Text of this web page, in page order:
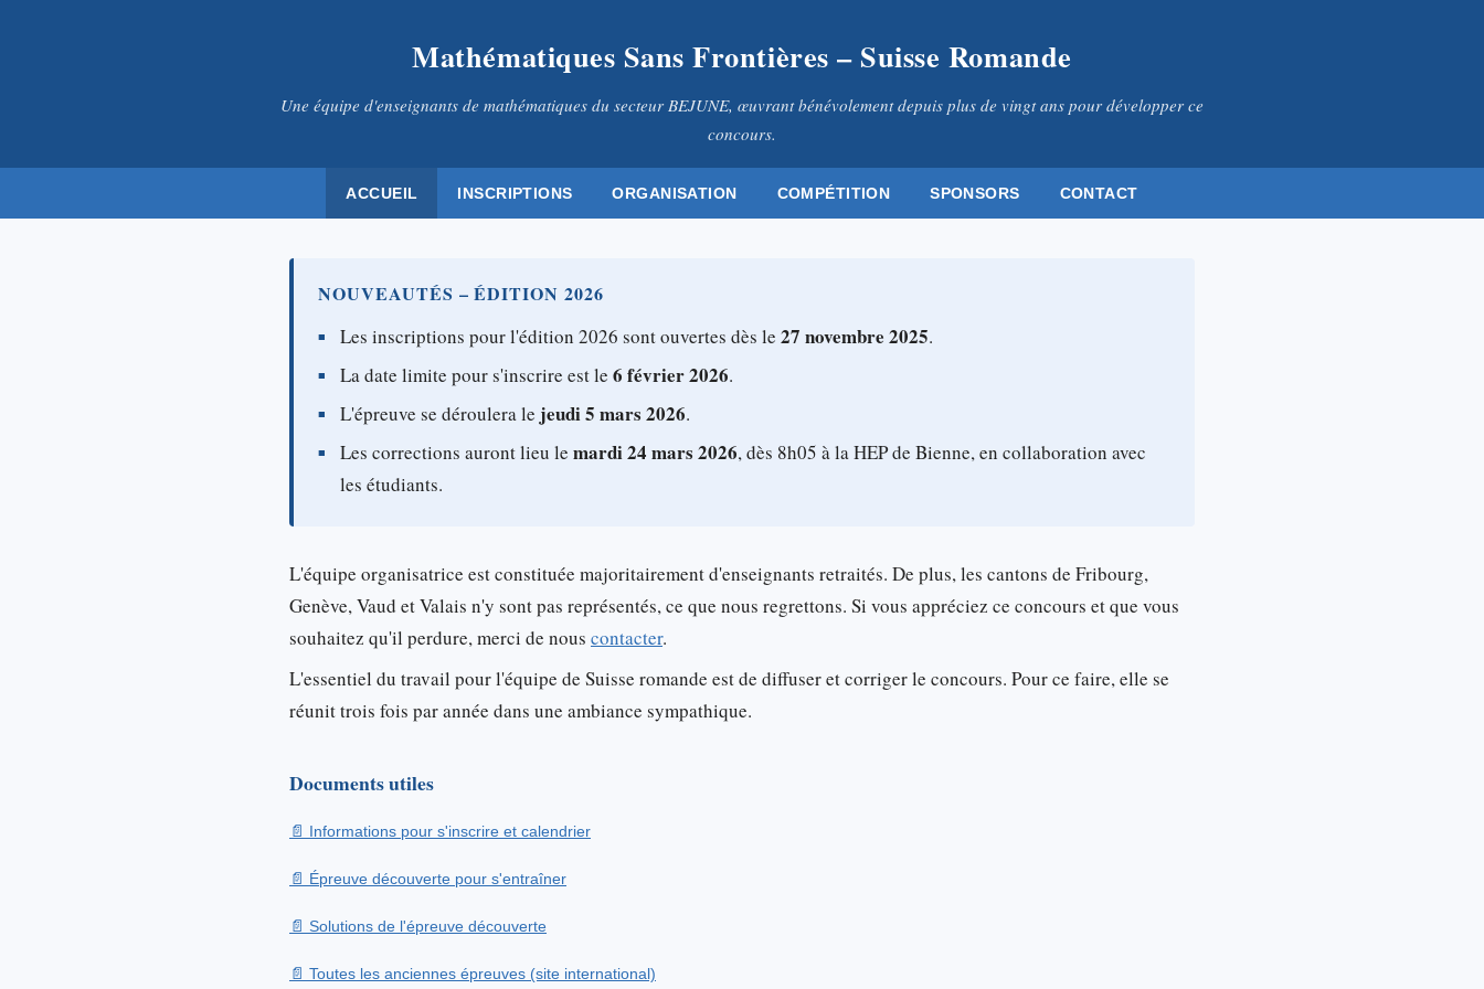
Mathématiques Sans Frontières – Suisse Romande
Une équipe d'enseignants de mathématiques du secteur BEJUNE, œuvrant bénévolement depuis plus de vingt ans pour développer ce
concours.
ACCUEIL INSCRIPTIONS ORGANISATION COMPÉTITION SPONSORS CONTACT
NOUVEAUTÉS – ÉDITION 2026
Les inscriptions pour l'édition 2026 sont ouvertes dès le 27 novembre 2025.
La date limite pour s'inscrire est le 6 février 2026.
L'épreuve se déroulera le jeudi 5 mars 2026.
Les corrections auront lieu le mardi 24 mars 2026, dès 8h05 à la HEP de Bienne, en collaboration avec
les étudiants.
L'équipe organisatrice est constituée majoritairement d'enseignants retraités. De plus, les cantons de Fribourg,
Genève, Vaud et Valais n'y sont pas représentés, ce que nous regrettons. Si vous appréciez ce concours et que vous
souhaitez qu'il perdure, merci de nous contacter.
L'essentiel du travail pour l'équipe de Suisse romande est de diffuser et corriger le concours. Pour ce faire, elle se
réunit trois fois par année dans une ambiance sympathique.
Documents utiles
Informations pour s'inscrire et calendrier
Épreuve découverte pour s'entraîner
Solutions de l'épreuve découverte
Toutes les anciennes épreuves (site international)